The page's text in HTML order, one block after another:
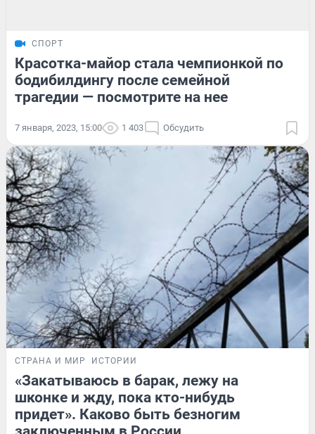
СПОРТ
Красотка-майор стала чемпионкой по
бодибилдингу после семейной
трагедии — посмотрите на нее
7 января, 2023, 15:00 1 403 Обсудить
СТРАНА И МИР ИСТОРИИ
«Закатываюсь в барак, лежу на
шконке и жду, пока кто-нибудь
придет». Каково быть безногим